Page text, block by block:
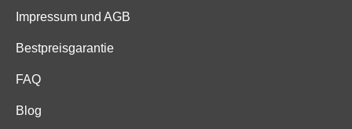
Impressum und AGB
Bestpreisgarantie
FAQ
Blog